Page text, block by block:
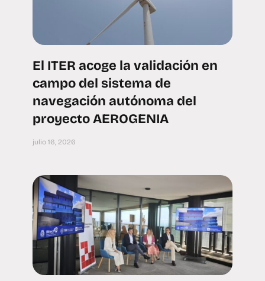
El ITER acoge la validación en
campo del sistema de
navegación autónoma del
proyecto AEROGENIA
julio 16, 2026